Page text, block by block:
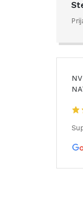
NV